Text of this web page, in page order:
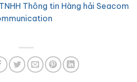
Thông tin Hàng hải Seacom